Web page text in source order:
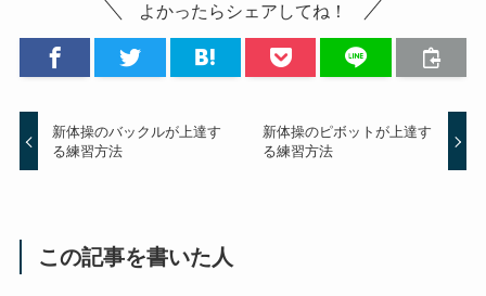
よかったらシェアしてね！
新体操のバックルが上達す
る練習方法
新体操のピボットが上達す
る練習方法
この記事を書いた人